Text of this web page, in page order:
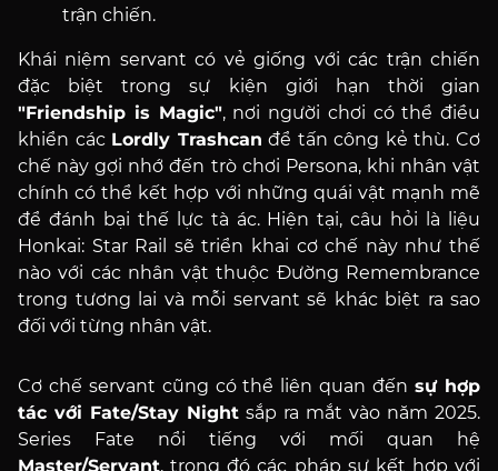
trận chiến.
Khái niệm servant có vẻ giống với các trận chiến
đặc biệt trong sự kiện giới hạn thời gian
"Friendship is Magic", nơi người chơi có thể điều
khiển các Lordly Trashcan để tấn công kẻ thù. Cơ
chế này gợi nhớ đến trò chơi Persona, khi nhân vật
chính có thể kết hợp với những quái vật mạnh mẽ
để đánh bại thế lực tà ác. Hiện tại, câu hỏi là liệu
Honkai: Star Rail sẽ triển khai cơ chế này như thế
nào với các nhân vật thuộc Đường Remembrance
trong tương lai và mỗi servant sẽ khác biệt ra sao
đối với từng nhân vật.
Cơ chế servant cũng có thể liên quan đếnsự hợp
tác với Fate/Stay Night sắp ra mắt vào năm 2025.
Series Fate nổi tiếng với mối quan hệ
Master/Servant, trong đó các pháp sư kết hợp với